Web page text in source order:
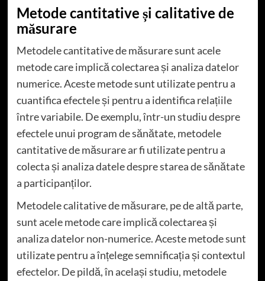
Metode cantitative și calitative de
măsurare
Metodele cantitative de măsurare sunt acele
metode care implică colectarea și analiza datelor
numerice. Aceste metode sunt utilizate pentru a
cuantifica efectele și pentru a identifica relațiile
între variabile. De exemplu, într-un studiu despre
efectele unui program de sănătate, metodele
cantitative de măsurare ar fi utilizate pentru a
colecta și analiza datele despre starea de sănătate
a participanților.
Metodele calitative de măsurare, pe de altă parte,
sunt acele metode care implică colectarea și
analiza datelor non-numerice. Aceste metode sunt
utilizate pentru a înțelege semnificația și contextul
efectelor. De pildă, în același studiu, metodele